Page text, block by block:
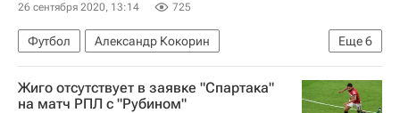
26 сентября 2020, 13:14 725
Еще6
Футбол
Александр Кокорин
РПЛ 2026-2027 (Чемпионат России по футболу)
Тамбов
Спартак Москва
Жиго отсутствует в заявке "Спартака"
на матч РПЛ с "Рубином"